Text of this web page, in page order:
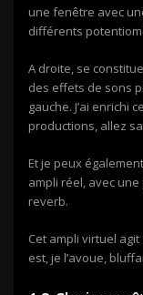
une fenêtre avec
différents
A droite, se
des effets de sons
gauche. J’ai enrichi
productions, allez
Et je peux
ampli réel, avec
reverb.
Cet ampli virtuel
est, je l’avoue,